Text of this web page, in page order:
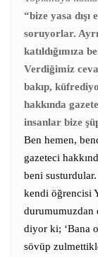
“bize yasa
soruyorlar.
katıldığımıza
Verdiğimiz
bakıp,
hakkında
insanlar bize
Ben hemen,
gazeteci
beni susturdular.
kendi öğrencisi
durumumuzdan
diyor ki; ‘Bana
sövüp